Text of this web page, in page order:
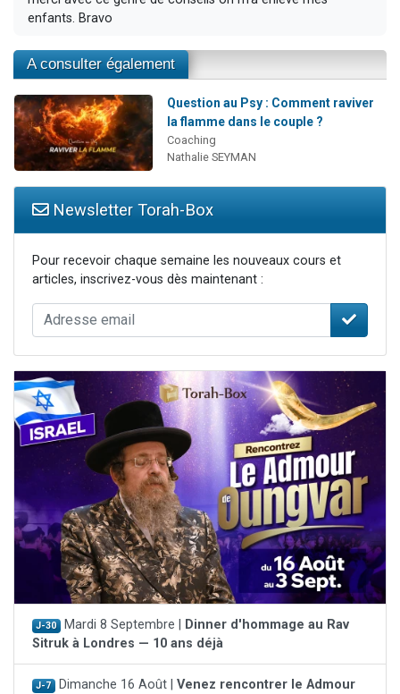
enfants. Bravo
A consulter également
Question au Psy : Comment raviver
la flamme dans le couple ?
Coaching
Nathalie SEYMAN
Newsletter Torah-Box
Pour recevoir chaque semaine les nouveaux cours et
articles, inscrivez-vous dès maintenant :
J-30 Mardi 8 Septembre |
Dinner d'hommage au Rav
Sitruk à Londres — 10 ans déjà
J-7 Dimanche 16 Août | Venez rencontrer le Admour